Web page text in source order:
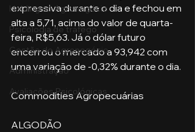
Holding no Agronegócio
Psicologia de tráfego
Gestão do Agronegócio
Administração
Avaliações Psicológicas
expressiva durante o dia e fechou em
alta a 5,71, acima do valor de quarta-
feira, R$5,63. Já o dólar futuro
encerrou o mercado a 93,942 com
uma variação de -0,32% durante o dia.
Commodities Agropecuárias
ALGODÃO